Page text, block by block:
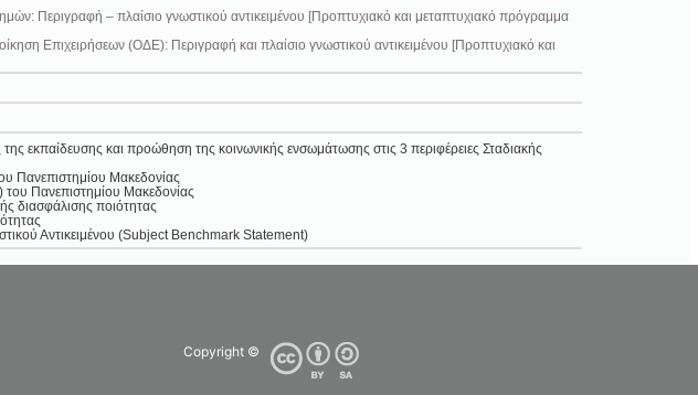
Περιγραφή – πλαίσιο γνωστικού αντικειμένου [Προπτυχιακό και μεταπτυχιακό πρόγραμμα
Επιχειρήσεων (ΟΔΕ): Περιγραφή και πλαίσιο γνωστικού αντικειμένου [Προπτυχιακό και
εκπαίδευσης και προώθηση της κοινωνικής ενσωμάτωσης στις 3 περιφέρειες Σταδιακής
Πανεπιστημίου Μακεδονίας
Πανεπιστημίου Μακεδονίας
διασφάλισης ποιότητας
Αντικειμένου (Subject Benchmark Statement)